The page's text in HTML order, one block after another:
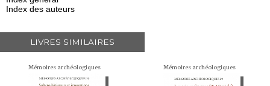
Index des auteurs
LIVRES SIMILAIRES
Mémoires archéologiques Mémoires archéologiques